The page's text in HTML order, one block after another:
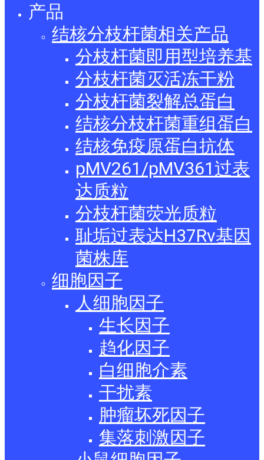
产品
结核分枝杆菌相关产品
分枝杆菌即用型培养基
分枝杆菌灭活冻干粉
分枝杆菌裂解总蛋白
结核分枝杆菌重组蛋白
结核免疫原蛋白抗体
pMV261/pMV361过表
达质粒
分枝杆菌荧光质粒
耻垢过表达H37Rv基因
菌株库
细胞因子
人细胞因子
生长因子
趋化因子
白细胞介素
干扰素
肿瘤坏死因子
集落刺激因子